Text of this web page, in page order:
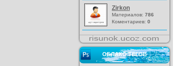
Zirkon
Материалов: 786
Коментариев: 0
ОБЛАКО ТЕГОВ